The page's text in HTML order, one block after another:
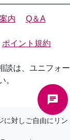
内
Q＆A
ポイント規約
談は、ユニフォー
。
に対しご自由にリン